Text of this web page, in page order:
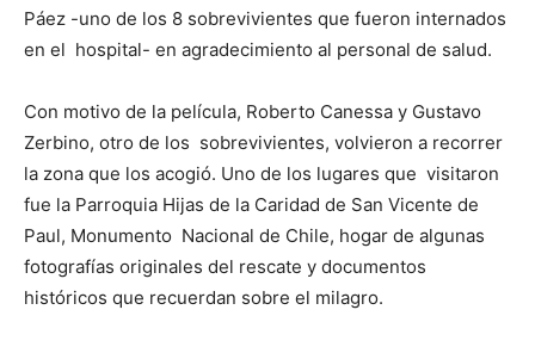
Páez -uno de los 8 sobrevivientes que fueron internados
en el hospital- en agradecimiento al personal de salud.
Con motivo de la película, Roberto Canessa y Gustavo
Zerbino, otro de los sobrevivientes, volvieron a recorrer
la zona que los acogió. Uno de los lugares que visitaron
fue la Parroquia Hijas de la Caridad de San Vicente de
Paul, Monumento Nacional de Chile, hogar de algunas
fotografías originales del rescate y documentos
históricos que recuerdan sobre el milagro.